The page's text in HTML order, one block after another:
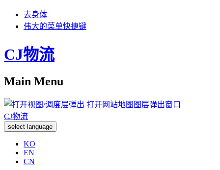
去身体
伟大的菜单快捷键
CJ物流
Main Menu
打开网站地图图层弹出窗口
CJ物流
select language
KO
EN
CN